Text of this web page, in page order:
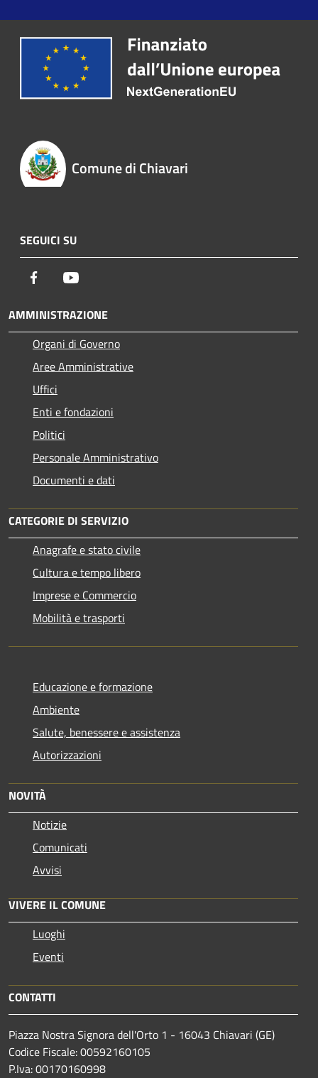
Comune di Chiavari
SEGUICI SU
Facebook
AMMINISTRAZIONE
Organi di Governo
Aree Amministrative
Uffici
Enti e fondazioni
Politici
Personale Amministrativo
Documenti e dati
CATEGORIE DI SERVIZIO
Anagrafe e stato civile
Cultura e tempo libero
Imprese e Commercio
Mobilità e trasporti
Educazione e formazione
Ambiente
Salute, benessere e assistenza
Autorizzazioni
NOVITÀ
Notizie
Comunicati
Avvisi
VIVERE IL COMUNE
Luoghi
Eventi
CONTATTI
Piazza Nostra Signora dell'Orto 1 - 16043 Chiavari (GE)
Codice Fiscale: 00592160105
P.Iva: 00170160998